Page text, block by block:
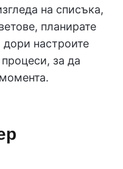
на списъка,
планирате
настроите
за да